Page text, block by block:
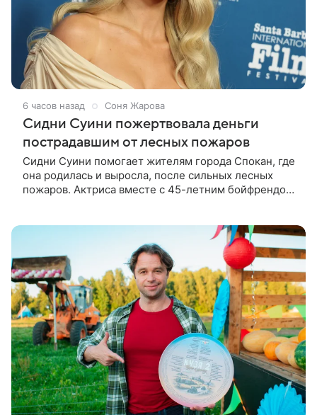
6 часов назад Соня Жарова
Сидни Суини пожертвовала деньги
пострадавшим от лесных пожаров
Сидни Суини помогает жителям города Спокан, где
она родилась и выросла, после сильных лесных
пожаров. Актриса вместе с 45-летним бойфрендом